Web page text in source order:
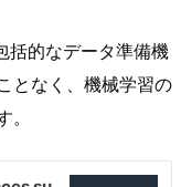
括的なデータ準備機
となく、機械学習の